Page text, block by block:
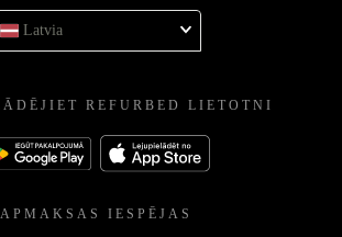
Latvia
REFURBED LIETOTNI
APMAKSAS IESPĒJAS